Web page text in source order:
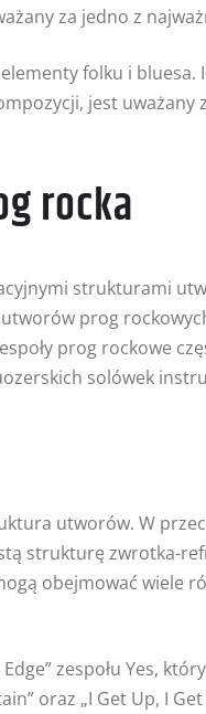
za jedno z
folku i bluesa.
jest uważany
rocka
strukturami
prog
prog rockowe
solówek
utworów. W
strukturę zwrotka-
obejmować wiele
zespołu Yes,
oraz „I Get Up, I